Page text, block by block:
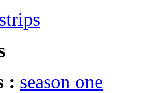
: season one